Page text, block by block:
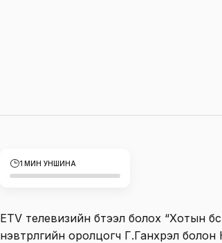
1 МИН УНШИНА
ETV телевизийн бүтээл болох “Хотын
нэвтрүүлгийн оролцогч Г.Ганхүрэл